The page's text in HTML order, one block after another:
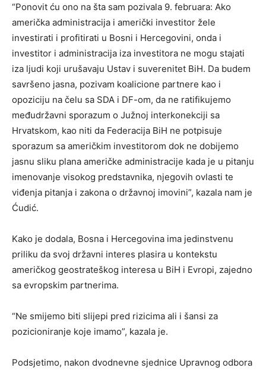
“Ponovit ću ono na šta sam pozivala 9. februara: Ako
američka administracija i američki investitor žele
investirati i profitirati u Bosni i Hercegovini, onda i
investitor i administracija iza investitora ne mogu stajati
iza ljudi koji urušavaju Ustav i suverenitet BiH. Da budem
savršeno jasna, pozivam koalicione partnere kao i
opoziciju na čelu sa SDA i DF-om, da ne ratifikujemo
međudržavni sporazum o Južnoj interkonekciji sa
Hrvatskom, kao niti da Federacija BiH ne potpisuje
sporazum sa američkim investitorom dok ne dobijemo
jasnu sliku plana američke administracije kada je u pitanju
imenovanje visokog predstavnika, njegovih ovlasti te
viđenja pitanja i zakona o državnoj imovini”, kazala nam je
Ćudić.
Kako je dodala, Bosna i Hercegovina ima jedinstvenu
priliku da svoj državni interes plasira u kontekstu
američkog geostrateškog interesa u BiH i Evropi, zajedno
sa evropskim partnerima.
“Ne smijemo biti slijepi pred rizicima ali i šansi za
pozicioniranje koje imamo”, kazala je.
Podsjetimo, nakon dvodnevne sjednice Upravnog odbora